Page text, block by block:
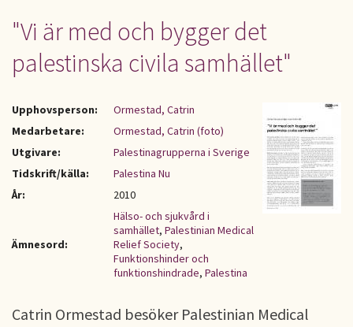
"Vi är med och bygger det
palestinska civila samhället"
Upphovsperson:
Ormestad, Catrin
Medarbetare:
Ormestad, Catrin (foto)
Utgivare:
Palestinagrupperna i Sverige
Tidskrift/källa:
Palestina Nu
År:
2010
Ämnesord:
Hälso- och sjukvård i
samhället, Palestinian Medical
Relief Society,
Funktionshinder och
funktionshindrade, Palestina
Catrin Ormestad besöker Palestinian Medical